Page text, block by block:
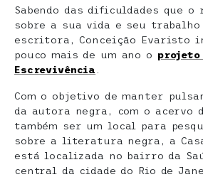
Sabendo das dificuldades que o
sobre a sua vida e seu trabalho
escritora, Conceição Evaristo
pouco mais de um ano o projeto
Escrevivência
Com o objetivo de manter
da autora negra, com o acervo
também ser um local para
sobre a literatura negra, a
está localizada no bairro da
central da cidade do Rio de